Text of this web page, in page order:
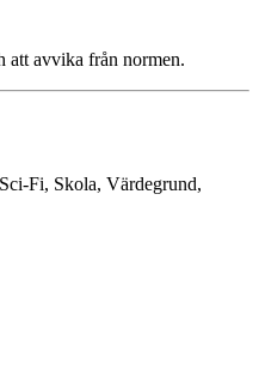
att avvika från normen.
Fi, Skola, Värdegrund,